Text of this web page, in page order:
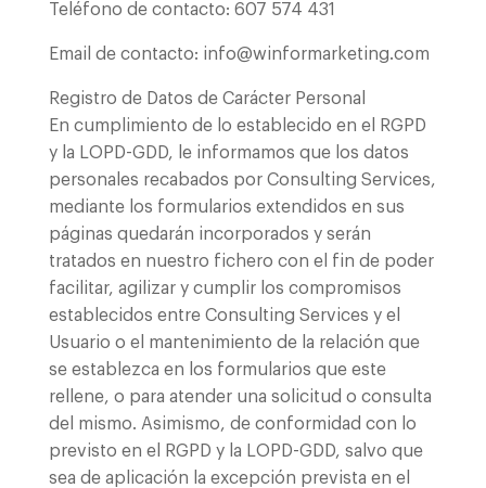
Teléfono de contacto: 607 574 431
Email de contacto: info@winformarketing.com
Registro de Datos de Carácter Personal
En cumplimiento de lo establecido en el RGPD
y la LOPD-GDD, le informamos que los datos
personales recabados por Consulting Services,
mediante los formularios extendidos en sus
páginas quedarán incorporados y serán
tratados en nuestro fichero con el fin de poder
facilitar, agilizar y cumplir los compromisos
establecidos entre Consulting Services y el
Usuario o el mantenimiento de la relación que
se establezca en los formularios que este
rellene, o para atender una solicitud o consulta
del mismo. Asimismo, de conformidad con lo
previsto en el RGPD y la LOPD-GDD, salvo que
sea de aplicación la excepción prevista en el